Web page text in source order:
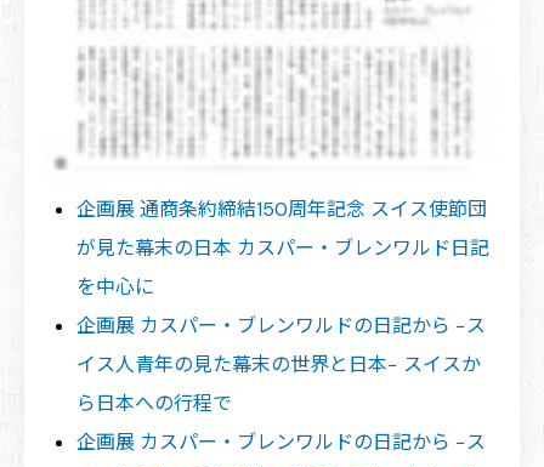
企画展 通商条約締結150周年記念 スイス使節団
が見た幕末の日本 カスパー・ブレンワルド日記
を中心に
企画展 カスパー・ブレンワルドの日記から −ス
イス人青年の見た幕末の世界と日本− スイスか
ら日本への行程で
企画展 カスパー・ブレンワルドの日記から −ス